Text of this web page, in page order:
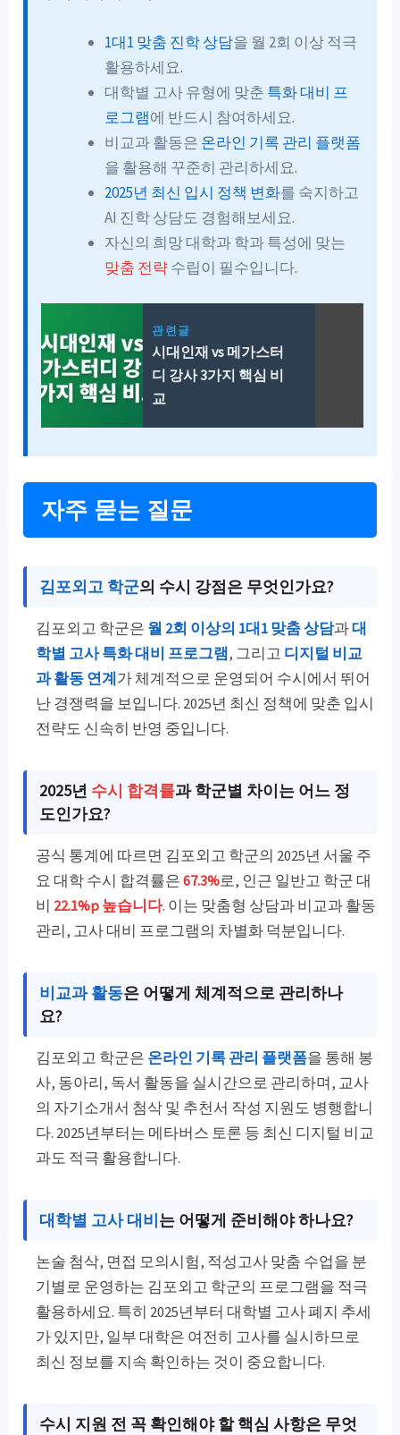
1대1 맞춤 진학 상담을 월 2회 이상 적극
활용하세요.
대학별 고사 유형에 맞춘 특화 대비 프
로그램에 반드시 참여하세요.
비교과 활동은 온라인 기록 관리 플랫폼
을 활용해 꾸준히 관리하세요.
2025년 최신 입시 정책 변화를 숙지하고
AI 진학 상담도 경험해보세요.
자신의 희망 대학과 학과 특성에 맞는
맞춤 전략수립이 필수입니다.
관련글
시대인재 vs 메가스터
디 강사 3가지 핵심 비
교
자주 묻는 질문
김포외고 학군의 수시 강점은 무엇인가요?
김포외고 학군은 월 2회 이상의 1대1 맞춤 상담과대
학별 고사 특화 대비 프로그램, 그리고 디지털 비교
과 활동 연계가 체계적으로 운영되어 수시에서 뛰어
난 경쟁력을 보입니다. 2025년 최신 정책에 맞춘 입시
전략도 신속히 반영 중입니다.
2025년 수시 합격률과 학군별 차이는 어느 정
도인가요?
공식 통계에 따르면 김포외고 학군의 2025년 서울 주
요 대학 수시 합격률은67.3%로, 인근 일반고 학군 대
비 22.1%p 높습니다. 이는 맞춤형 상담과 비교과 활동
관리, 고사 대비 프로그램의 차별화 덕분입니다.
비교과 활동은 어떻게 체계적으로 관리하나
요?
김포외고 학군은 온라인 기록 관리 플랫폼을 통해 봉
사, 동아리, 독서 활동을 실시간으로 관리하며, 교사
의 자기소개서 첨삭 및 추천서 작성 지원도 병행합니
다. 2025년부터는 메타버스 토론 등 최신 디지털 비교
과도 적극 활용합니다.
대학별 고사 대비는 어떻게 준비해야 하나요?
논술 첨삭, 면접 모의시험, 적성고사 맞춤 수업을 분
기별로 운영하는 김포외고 학군의 프로그램을 적극
활용하세요. 특히 2025년부터 대학별 고사 폐지 추세
가 있지만, 일부 대학은 여전히 고사를 실시하므로
최신 정보를 지속 확인하는 것이 중요합니다.
수시 지원 전 꼭 확인해야 할핵심 사항은 무엇